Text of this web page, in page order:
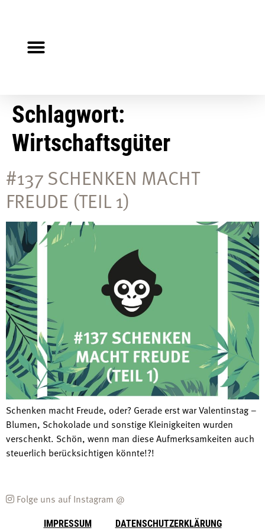
Schlagwort:
Wirtschaftsgüter
#137 SCHENKEN MACHT
FREUDE (TEIL 1)
Schenken macht Freude, oder? Gerade erst war Valentinstag –
Blumen, Schokolade und sonstige Kleinigkeiten wurden
verschenkt. Schön, wenn man diese Aufmerksamkeiten auch
steuerlich berücksichtigen könnte!?!
Folge uns auf Instagram @
IMPRESSUM DATENSCHUTZERKLÄRUNG